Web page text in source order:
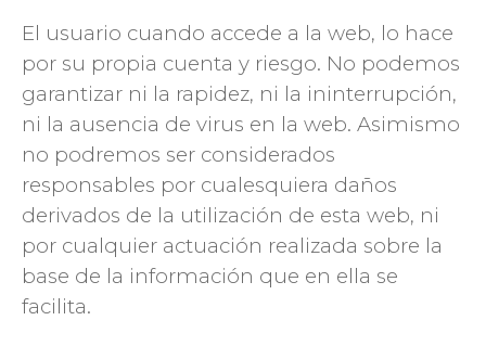
El usuario cuando accede a la web, lo hace
por su propia cuenta y riesgo. No podemos
garantizar ni la rapidez, ni la ininterrupción,
ni la ausencia de virus en la web. Asimismo
no podremos ser considerados
responsables por cualesquiera daños
derivados de la utilización de esta web, ni
por cualquier actuación realizada sobre la
base de la información que en ella se
facilita.